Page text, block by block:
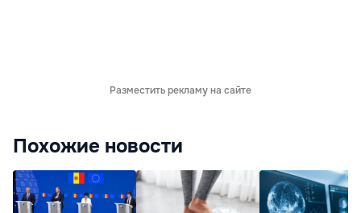
Разместить рекламу на сайте
Похожие новости